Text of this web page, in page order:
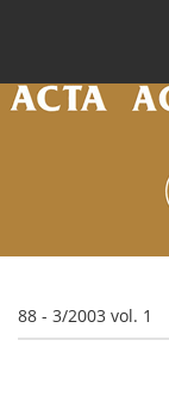
88 - 3/2003 vol. 1